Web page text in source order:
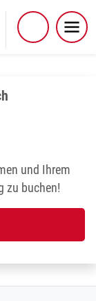
und Ihrem
zu buchen!